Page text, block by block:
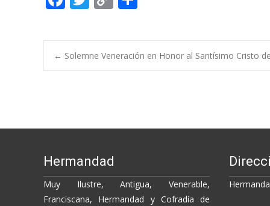
e
b
o
itt
er
p
y
Li
m
p
ar
Post
← Solemne Veneración en Honor al Santísimo Cristo
Hermandad
Muy Ilustre, Antigua, Venerable,
Franciscana, Hermandad y Cofradía de